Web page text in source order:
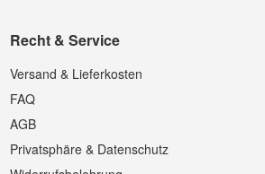
Recht & Service
Versand & Lieferkosten
FAQ
AGB
Privatsphäre & Datenschutz